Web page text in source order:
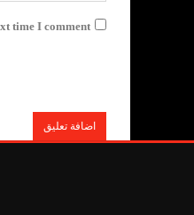
time I comment.